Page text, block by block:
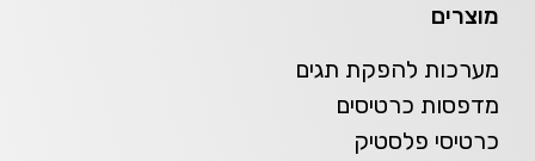
מוצרים
מערכות להפקת תגים
מדפסות כרטיסים
כרטיסי פלסטיק